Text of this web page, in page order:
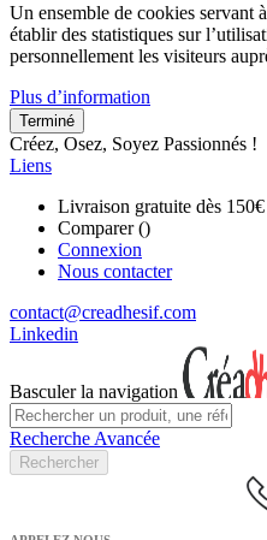
Un ensemble de cookies servant
établir des statistiques sur
personnellement les visiteurs
Plus d’information
Terminé
Créez, Osez, Soyez Passionnés !
Liens
Livraison gratuite dès
Comparer ()
Connexion
Nous contacter
contact@creadhesif.com
Linkedin
Basculer la navigation
Recherche Avancée
Rechercher